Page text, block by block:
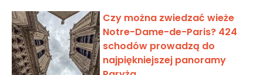
Czy można zwiedzać wieże
Notre-Dame-de-Paris? 424
schodów prowadzą do
najpiękniejszej panoramy